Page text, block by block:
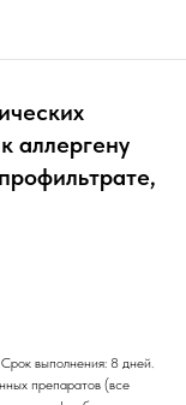
аллергену
выполнения: 8 дней.
препаратов (все